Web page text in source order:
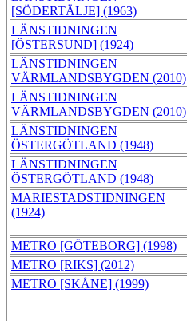
[SÖDERTÄLJE] (1963)
LÄNSTIDNINGEN
[ÖSTERSUND] (1924)
LÄNSTIDNINGEN
VÄRMLANDSBYGDEN (2010)
LÄNSTIDNINGEN
VÄRMLANDSBYGDEN (2010)
LÄNSTIDNINGEN
ÖSTERGÖTLAND (1948)
LÄNSTIDNINGEN
ÖSTERGÖTLAND (1948)
MARIESTADSTIDNINGEN
(1924)
METRO [GÖTEBORG] (1998)
METRO [RIKS] (2012)
METRO [SKÅNE] (1999)